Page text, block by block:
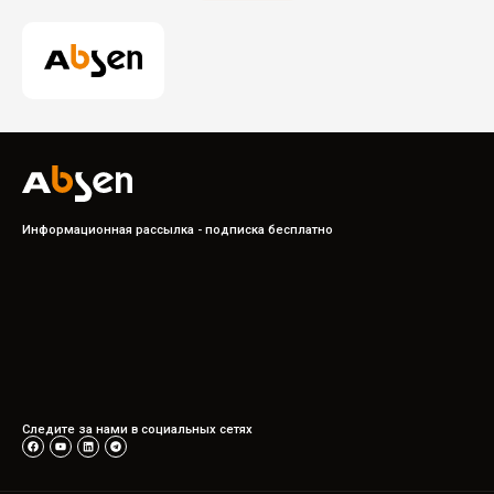
Информационная рассылка - подписка бесплатно
Следите за нами в социальных сетях